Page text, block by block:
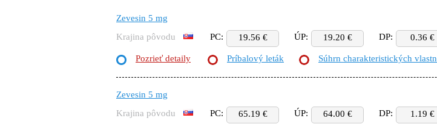
Zevesin 5 mg
Krajina pôvodu
PC: 19.56 € ÚP: 19.20 € DP: 0.36 €
Pozrieť detaily Príbalový leták Súhrn charakteristických
Zevesin 5 mg
Krajina pôvodu
PC: 65.19 € ÚP: 64.00 € DP: 1.19 €